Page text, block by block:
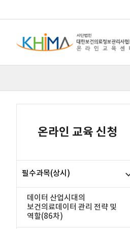
온라인 교육 신청
필수과목(상시)
데이터 산업시대의
보건의료데이터 관리 전략 및
역할(86차)